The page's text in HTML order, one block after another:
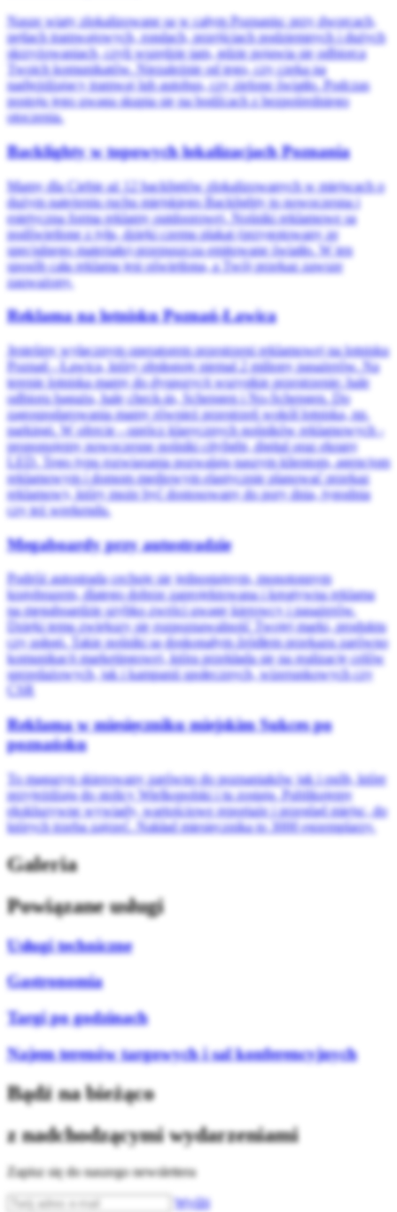
Nasze wiaty zlokalizowane są w całym Poznaniu: przy dworcach,
pętlach tramwajowych, rondach, przejściach podziemnych i dużych
skrzyżowaniach, czyli wszędzie tam, gdzie pojawia się odbiorca
Twoich komunikatów. Niezależnie od tego, czy czeka na
nadjeżdżający tramwaj lub autobus, czy zielone światło. Podczas
postoju jego uwaga skupia się na bodźcach z bezpośredniego
otoczenia.
Backlighty w topowych lokalizacjach Poznania
Mamy dla Ciebie aż 12 backligtów zlokalizowanych w miejscach o
dużym natężeniu ruchu miejskiego Backlighty to nowoczesna i
estetyczna forma reklamy outdoorowej. Nośniki reklamowe są
podświetlone z tyłu, dzięki czemu plakat (przygotowany ze
specjalnego materiału) przepuszcza emitowane światło. W ten
sposób cała reklama jest oświetlona, a Twój przekaz zawsze
zauważony.
Reklama na lotnisku Poznań-Ławica
Jesteśmy wyłącznym operatorem przestrzeni reklamowej na lotnisku
Poznań - Ławica, który obsługuje niemal 2 miliony pasażerów. Na
terenie lotniska mamy do dyspozycji wszystkie przestrzenie: hale
odbioru bagażu, halę check-in, Schengen i No-Schengen. Do
zagospodarowania mamy również przestrzeń wokół lotniska, np.
parkingi. W ofercie - oprócz klasycznych nośników reklamowych -
proponujemy nowoczesne nośniki citylight, digital oraz ekrany
LED. Tego typu rozwiązania pozwalają naszym klientom, agencjom
reklamowym i domom mediowym elastycznie planować przekaz
reklamowy, który może być dostosowany do pory dnia, tygodnia
czy też weekendu.
Megaboardy przy autostradzie
Podróż autostradą cechuje się jednostajnym, monotonnym
krajobrazem, dlatego dobrze zaprojektowana i kreatywna reklama
na megaboardzie szybko zwróci uwagę kierowcy i pasażerów.
Dzięki temu zwiększy się rozpoznawalność Twojej marki, produktu
czy usługi. Takie nośniki są doskonałym źródłem przekazu zarówno
komunikacji marketingowej, która przekłada się na realizację celów
sprzedażowych, jak i kampanii społecznych, wizerunkowych czy
CSR
Reklama w miesięczniku miejskim Sukces po
poznańsku
To magazyn skierowany zarówno do poznaniaków jak i osób, które
przyjeżdżają do stolicy Wielkopolski i tu zostają. Publikujemy
ekskluzywne wywiady, wartościowe reportaże i przegląd miejsc, do
których trzeba zajrzeć. Nakład miesięcznika to 3000 egzemplarzy.
Galeria
Powiązane usługi
Usługi techniczne
Gastronomia
Targi po godzinach
Najem terenów targowych i sal konferencyjnych
Bądź na bieżąco
z nadchodzącymi wydarzeniami
Zapisz się do naszego newslettera
Wyślij